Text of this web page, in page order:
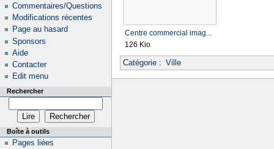
Centre commercial imag...
126 Kio
Catégorie: Ville
Commentaires/Questions
Modifications récentes
Page au hasard
Sponsors
Aide
Contacter
Edit menu
Rechercher
Boîte à outils
Pages liées